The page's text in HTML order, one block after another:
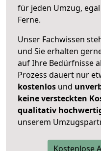
für jeden Umzug,
Ferne.
Unser Fachwissen
und Sie erhalten
auf Ihre Bedürfnisse
Prozess dauert nur
kostenlos und
keine versteckten
qualitativ
unserem
Kostenlose